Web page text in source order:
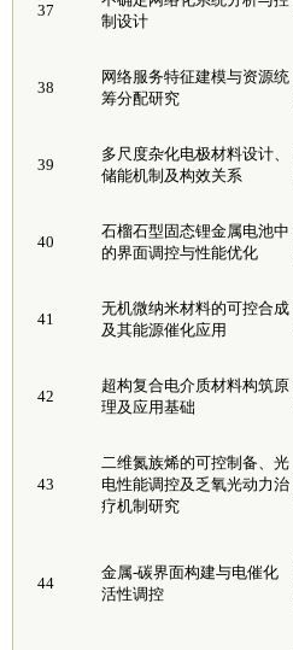
37
制设计
38
网络服务特征建模与资源统
筹分配研究
39
多尺度杂化电极材料设计、
储能机制及构效关系
40
石榴石型固态锂金属电池中
的界面调控与性能优化
41
无机微纳米材料的可控合成
及其能源催化应用
42
超构复合电介质材料构筑原
理及应用基础
43
二维氮族烯的可控制备、光
电性能调控及乏氧光动力治
疗机制研究
44
金属-碳界面构建与电催化
活性调控